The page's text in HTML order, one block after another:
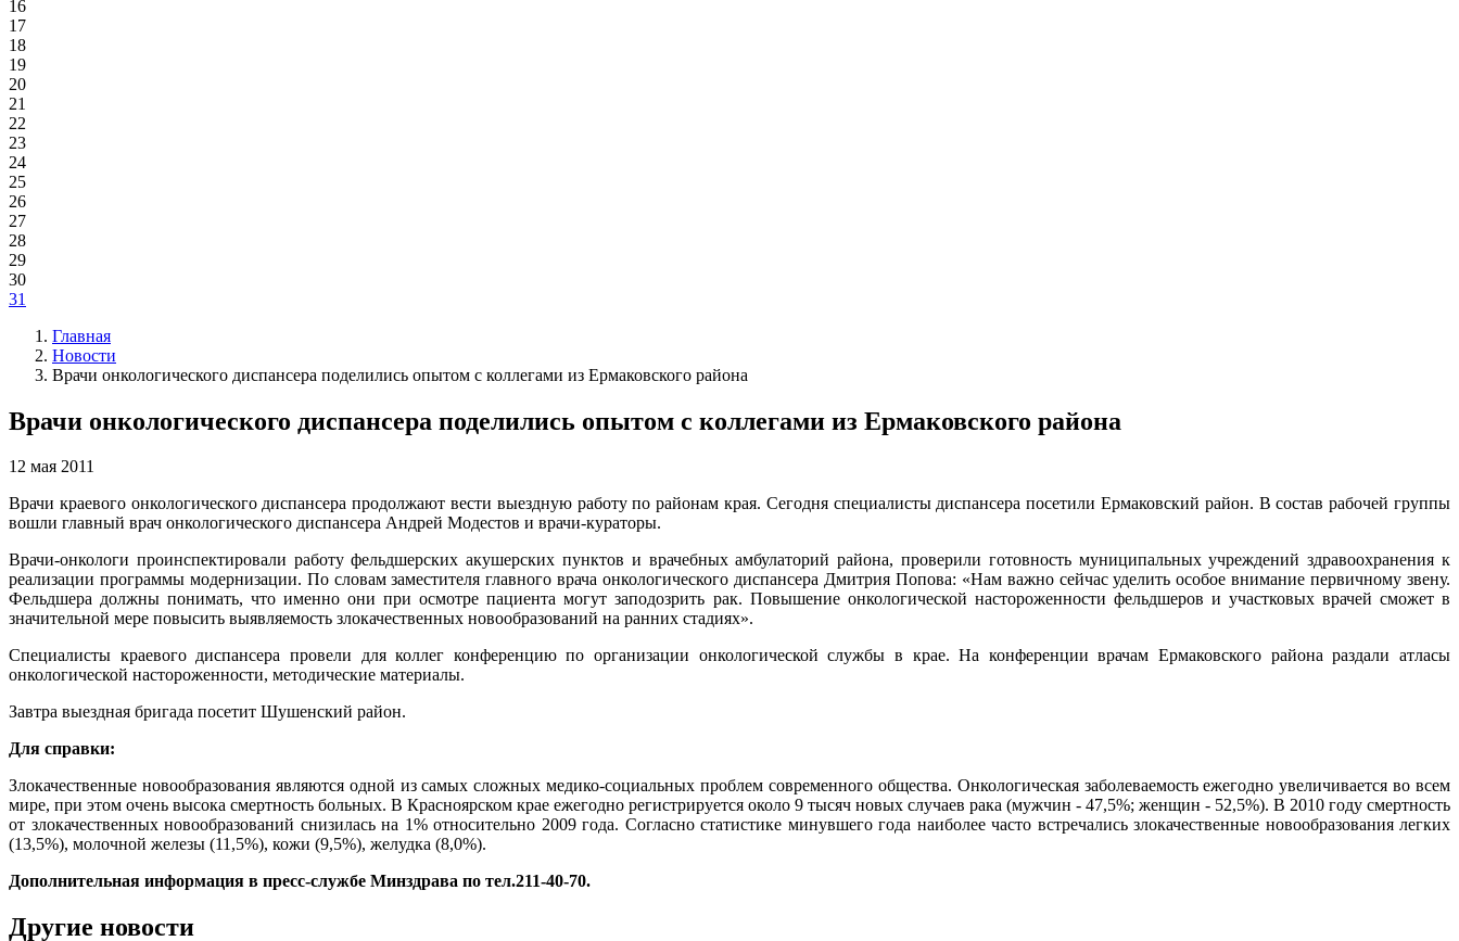
16
17
18
19
20
21
22
23
24
25
26
27
28
29
30
31
Главная
Новости
Врачи онкологического диспансера поделились опытом с коллегами из Ермаковского района
Врачи онкологического диспансера поделились опытом с коллегами из Ермаковского района
12 мая 2011
Врачи краевого онкологического диспансера продолжают вести выездную работу по районам края. Сегодня специалисты диспансера посетили Ермаковский район. В состав рабочей группы
вошли главный врач онкологического диспансера Андрей Модестов и врачи-кураторы.
Врачи-онкологи проинспектировали работу фельдшерских акушерских пунктов и врачебных амбулаторий района, проверили готовность муниципальных учреждений здравоохранения к
реализации программы модернизации. По словам заместителя главного врача онкологического диспансера Дмитрия Попова: «Нам важно сейчас уделить особое внимание первичному звену.
Фельдшера должны понимать, что именно они при осмотре пациента могут заподозрить рак. Повышение онкологической настороженности фельдшеров и участковых врачей сможет в
значительной мере повысить выявляемость злокачественных новообразований на ранних стадиях».
Специалисты краевого диспансера провели для коллег конференцию по организации онкологической службы в крае. На конференции врачам Ермаковского района раздали атласы
онкологической настороженности, методические материалы.
Завтра выездная бригада посетит Шушенский район.
Для справки:
Злокачественные новообразования являются одной из самых сложных медико-социальных проблем современного общества. Онкологическая заболеваемость ежегодно увеличивается во всем
мире, при этом очень высока смертность больных. В Красноярском крае ежегодно регистрируется около 9 тысяч новых случаев рака (мужчин - 47,5%; женщин - 52,5%). В 2010 году смертность
от злокачественных новообразований снизилась на 1% относительно 2009 года. Согласно статистике минувшего года наиболее часто встречались злокачественные новообразования легких
(13,5%), молочной железы (11,5%), кожи (9,5%), желудка (8,0%).
Дополнительная информация в пресс-службе Минздрава по тел.211-40-70.
Другие новости